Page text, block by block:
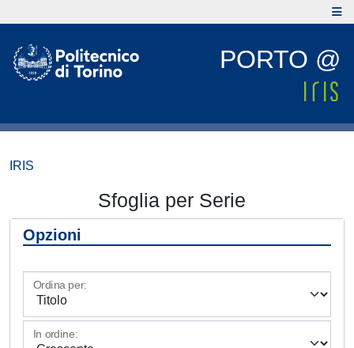
PORTO @
IRIS
Sfoglia per Serie
Opzioni
Ordina per:
In ordine: